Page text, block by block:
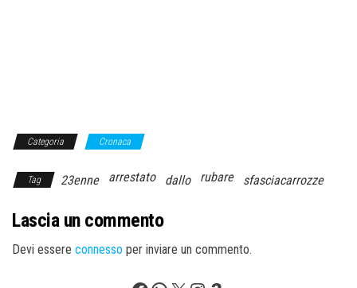
Categoria Cronaca
Tag 23enne arrestato dallo rubare sfasciacarrozze
Lascia un commento
Devi essere connesso per inviare un commento.